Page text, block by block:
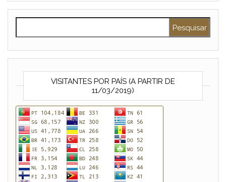
VISITANTES POR PAÍS (A PARTIR DE
11/03/2019)